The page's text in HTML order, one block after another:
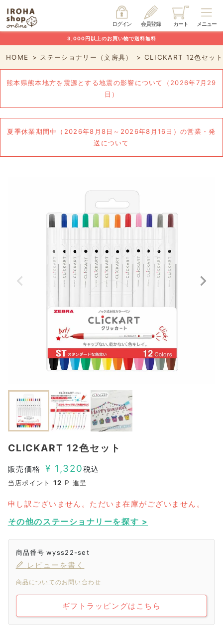
メニュー
カート
会員登録
ログイン
3,000円以上のお買い物で送料無料
HOME ステーショナリー（文房具） CLICKART 12色セット
熊本県熊本地方を震源とする地震の影響について（2026年7月29
日）
夏季休業期間中（2026年8月8日～2026年8月16日）の営業・発
送について
CLICKART 12色セット
販売価格 ¥ 1,320税込
当店ポイント 12 P 進呈
申し訳ございません。ただいま在庫がございません。
その他のステーショナリーを探す >
商品番号 wyss22-set
レビューを書く
商品についてのお問い合わせ
ギフトラッピングはこちら